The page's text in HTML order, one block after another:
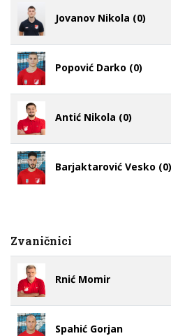
Jovanov Nikola (0)
Popović Darko (0)
Antić Nikola (0)
Barjaktarović Vesko (0)
Zvaničnici
Rnić Momir
Spahić Gorjan